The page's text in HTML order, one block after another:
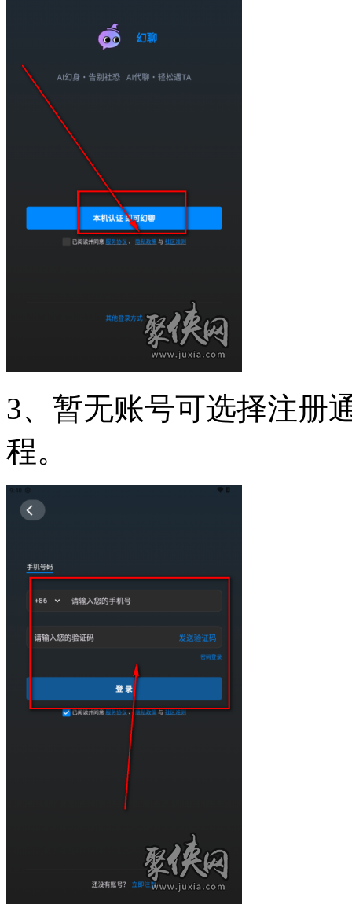
3、暂无账号可选择注册
程。